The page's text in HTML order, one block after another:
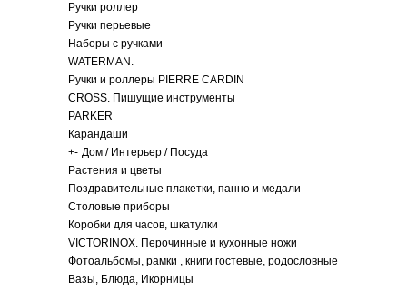
Ручки роллер
Ручки перьевые
Наборы с ручками
WATERMAN.
Ручки и роллеры PIERRE CARDIN
CROSS. Пишущие инструменты
PARKER
Карандаши
+- Дом / Интерьер / Посуда
Растения и цветы
Поздравительные плакетки, панно и медали
Столовые приборы
Коробки для часов, шкатулки
VICTORINOX. Перочинные и кухонные ножи
Фотоальбомы, рамки , книги гостевые, родословные
Вазы, Блюда, Икорницы